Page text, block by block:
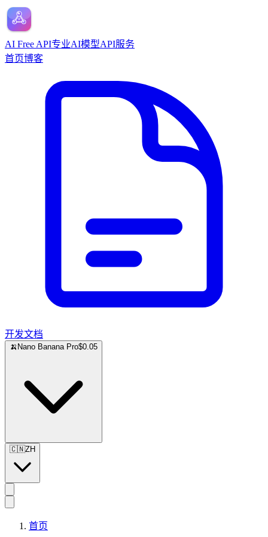
AI Free API专业AI模型API服务
首页博客
开发文档
🍌 Nano Banana Pro$0.05
🇨🇳ZH
首页